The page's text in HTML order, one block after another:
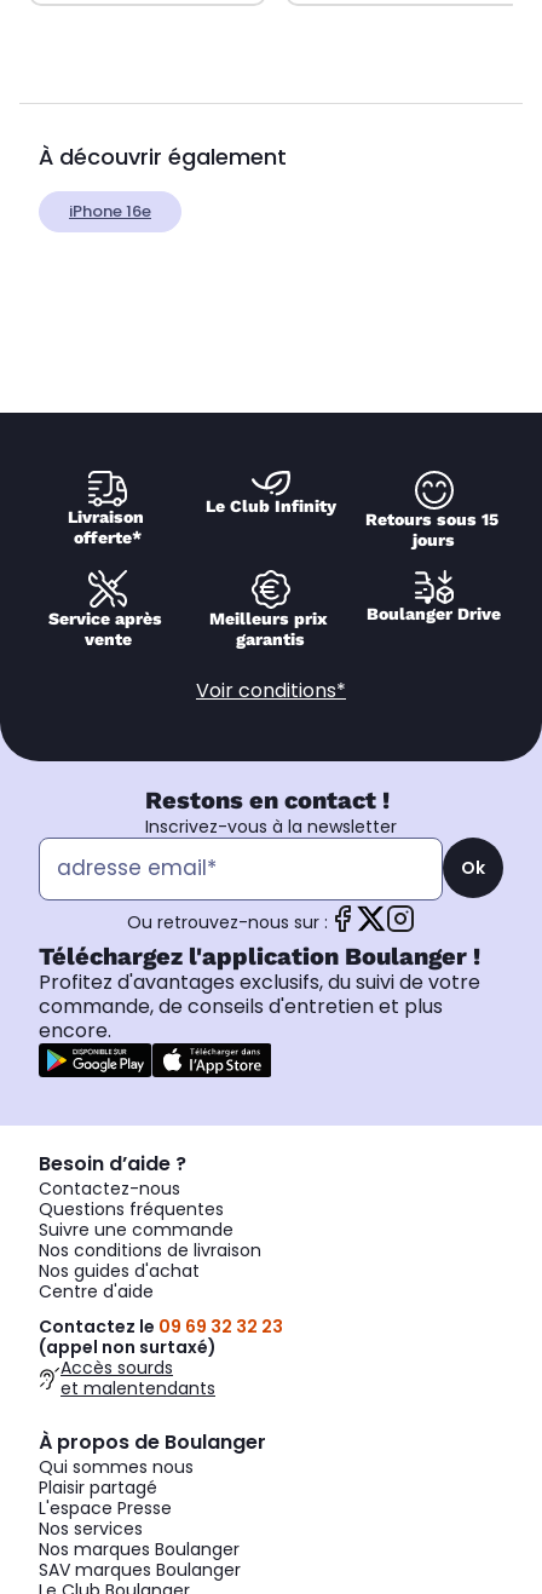
À découvrir également
iPhone 16e
Livraison
offerte*
Le Club Infinity
Retours sous 15
jours
Service après
vente
Meilleurs prix
garantis
Boulanger Drive
Voir conditions*
Restons en contact !
Inscrivez-vous à la newsletter
Ok
Ou retrouvez-nous sur :
Téléchargez l'application Boulanger !
Profitez d'avantages exclusifs, du suivi de votre
commande, de conseils d'entretien et plus
encore.
Besoin d’aide ?
Contactez-nous
Questions fréquentes
Suivre une commande
Nos conditions de livraison
Nos guides d'achat
Centre d'aide
Contactez le 09 69 32 32 23
(appel non surtaxé)
Accès sourds
et malentendants
À propos de Boulanger
Qui sommes nous
Plaisir partagé
L'espace Presse
Nos services
Nos marques Boulanger
SAV marques Boulanger